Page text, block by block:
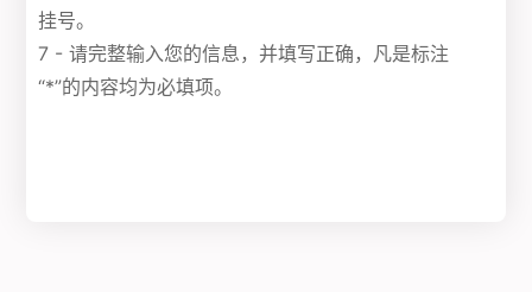
挂号。
7 - 请完整输入您的信息，并填写正确，凡是标注
“*”的内容均为必填项。